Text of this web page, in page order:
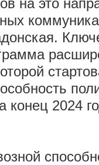
на это
конец 2024